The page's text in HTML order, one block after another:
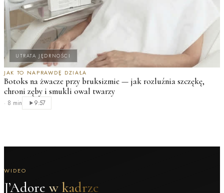
UTRATA JĘDRNOŚCI
JAK TO NAPRAWDĘ DZIAŁA
Botoks na żwacze przy bruksizmie — jak rozluźnia szczękę,
chroni zęby i smukli owal twarzy
· 8 min 9:57
WIDEO
J’Adore w kadrze